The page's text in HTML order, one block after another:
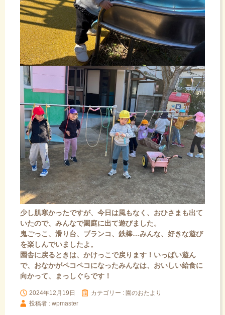
少し肌寒かったですが、今日は風もなく、おひさまも出て
いたので、みんなで園庭に出て遊びました。
鬼ごっこ、滑り台、ブランコ、鉄棒…みんな、好きな遊び
を楽しんでいましたよ。
園舎に戻るときは、かけっこで戻ります！いっぱい遊ん
で、おなかがペコペコになったみんなは、おいしい給食に
向かって、まっしぐらです！
2024年12月19日 カテゴリー : 園のおたより
投稿者 : wpmaster